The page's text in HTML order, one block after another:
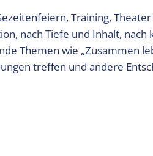
Training,
nach Tiefe und Inhalt, nach
Themen wie „Zusammen
treffen und andere